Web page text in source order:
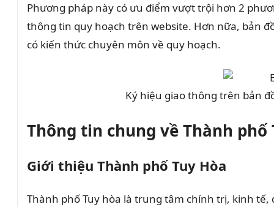
Phương pháp này có ưu điểm vượt trội hơn 2
thông tin quy hoạch trên website. Hơn nữa, bản
có kiến thức chuyên môn về quy hoạch.
Ký hiệu giao thông trên bản
Thông tin chung về Thành phố
Giới thiệu Thành phố Tuy Hòa
Thành phố Tuy hòa là trung tâm chính trị, kinh tế,